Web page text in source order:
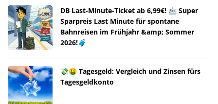
DB Last-Minute-Ticket ab 6,99€! 🚈 Super
Sparpreis Last Minute für spontane
Bahnreisen im Frühjahr &amp; Sommer
2026!🧳
💸🤑 Tagesgeld: Vergleich und Zinsen fürs
Tagesgeldkonto